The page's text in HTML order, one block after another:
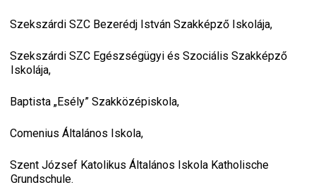
Szekszárdi SZC Bezerédj István Szakképző Iskolája,
Szekszárdi SZC Egészségügyi és Szociális Szakképző
Iskolája,
Baptista „Esély” Szakközépiskola,
Comenius Általános Iskola,
Szent József Katolikus Általános Iskola Katholische
Grundschule.